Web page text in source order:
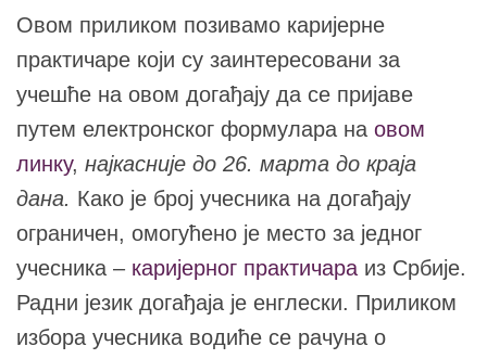
Овом приликом позивамо каријерне
практичаре који су заинтересовани за
учешће на овом догађају да се пријаве
путем електронског формулара на овом
линку, најкасније до 26. марта до краја
дана. Како је број учесника на догађају
ограничен, омогућено је место за једног
учесника – каријерног практичара из Србије.
Радни језик догађаја је енглески. Приликом
избора учесника водиће се рачуна о